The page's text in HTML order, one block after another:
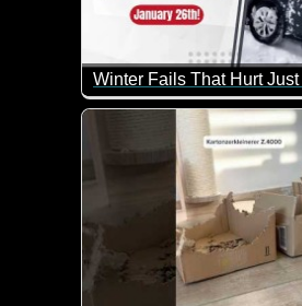
Winter Fails That Hurt Just
Immer wieder